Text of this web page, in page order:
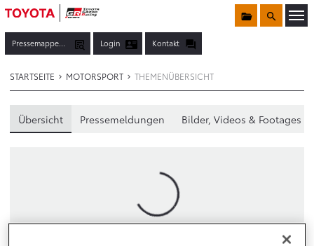
Pressemappen, Fotos & Co. Login Kontakt
Sammelmappe
Suche
STARTSEITE MOTORSPORT THEMENÜBERSICHT
Übersicht Pressemeldungen Bilder, Videos & Footages
Loading